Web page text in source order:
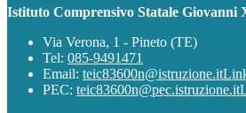
Istituto Comprensivo Statale
Via Verona, 1 - Pineto (TE)
Tel: 085-9491471
Email: teic83600n@istruzione.it
PEC: teic83600n@pec.istruzione.it